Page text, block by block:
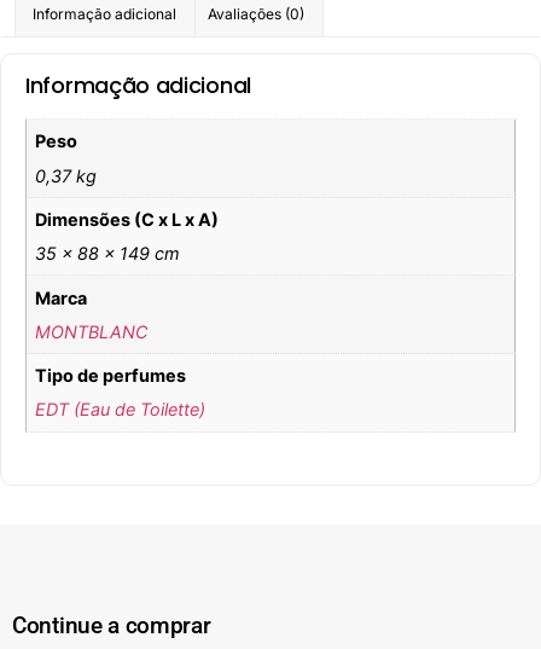
Informação adicional Avaliações (0)
Informação adicional
Peso
0,37 kg
Dimensões (C x L x A)
35 × 88 × 149 cm
Marca
MONTBLANC
Tipo de perfumes
EDT (Eau de Toilette)
Continue a comprar